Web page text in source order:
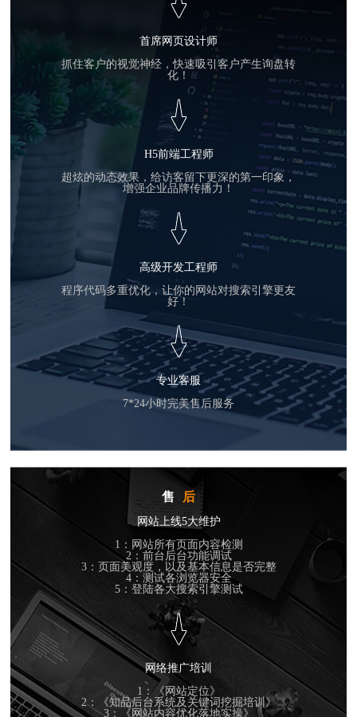
首席网页设计师
抓住客户的视觉神经，快速吸引客户产生询盘转
化！
H5前端工程师
超炫的动态效果，给访客留下更深的第一印象，
增强企业品牌传播力！
高级开发工程师
程序代码多重优化，让你的网站对搜索引擎更友
好！
专业客服
7*24小时完美售后服务
售 后
网站上线5大维护
1：网站所有页面内容检测
2：前台后台功能调试
3：页面美观度，以及基本信息是否完整
4：测试各浏览器安全
5：登陆各大搜索引擎测试
网络推广培训
1：《网站定位》
2：《知品后台系统及关键词挖掘培训》
3：《网站内容优化落地实操》